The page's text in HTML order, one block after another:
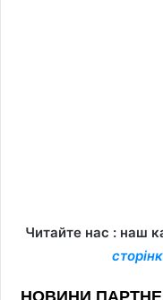
Читайте нас : наш